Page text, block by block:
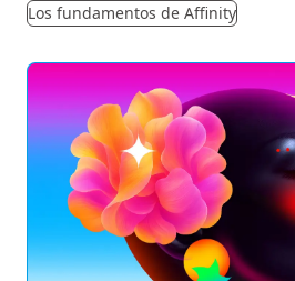
Los fundamentos de Affinity